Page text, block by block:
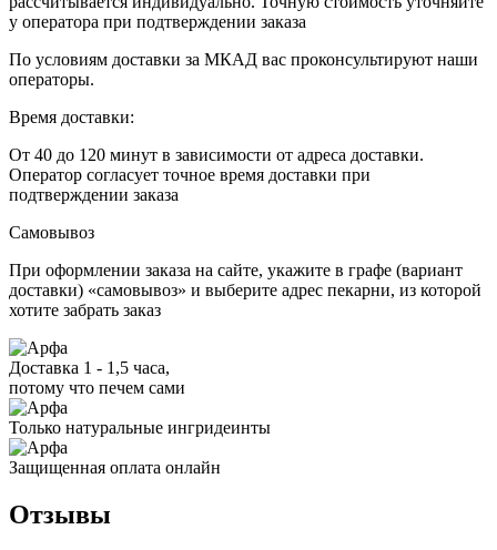
у оператора при подтверждении заказа
По условиям доставки за МКАД вас проконсультируют наши
операторы.
Время доставки:
От 40 до 120 минут в зависимости от адреса доставки.
Оператор согласует точное время доставки при
подтверждении заказа
Самовывоз
При оформлении заказа на сайте, укажите в графе (вариант
доставки) «самовывоз» и выберите адрес пекарни, из которой
хотите забрать заказ
Доставка 1 - 1,5 часа,
потому что печем сами
Только натуральные ингридеинты
Защищенная оплата онлайн
Отзывы